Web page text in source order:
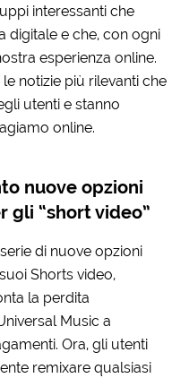
interessanti che
digitale e che, con ogni
esperienza online.
notizie più rilevanti che
utenti e stanno
online.
nuove opzioni
gli “short video”
di nuove opzioni
Shorts video,
la perdita
Music a
Ora, gli utenti
remixare qualsiasi